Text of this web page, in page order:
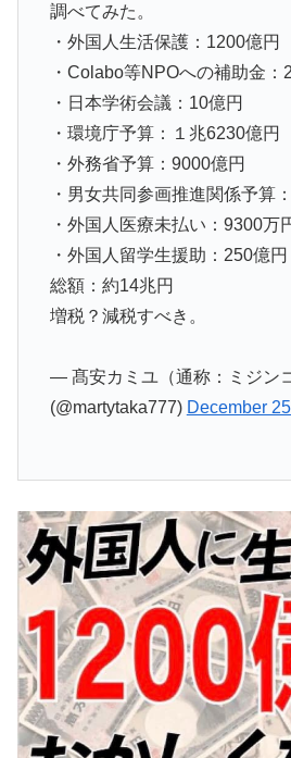
調べてみた。
・外国人生活保護：1200億円
・Colabo等NPOへの補助金：
・日本学術会議：10億円
・環境庁予算：１兆6230億円
・外務省予算：9000億円
・男女共同参画推進関係予算
・外国人医療未払い：9300万
・外国人留学生援助：250億円
総額：約14兆円
増税？減税すべき。
— 髙安カミユ（通称：ミジン
(@martytaka777) December